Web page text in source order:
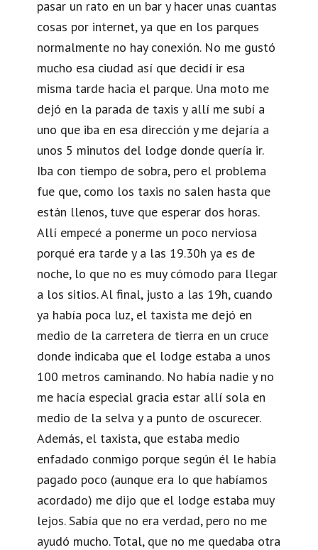
pasar un rato en un bar y hacer unas cuantas
cosas por internet, ya que en los parques
normalmente no hay conexión. No me gustó
mucho esa ciudad así que decidí ir esa
misma tarde hacia el parque. Una moto me
dejó en la parada de taxis y allí me subí a
uno que iba en esa dirección y me dejaría a
unos 5 minutos del lodge donde quería ir.
Iba con tiempo de sobra, pero el problema
fue que, como los taxis no salen hasta que
están llenos, tuve que esperar dos horas.
Allí empecé a ponerme un poco nerviosa
porqué era tarde y a las 19.30h ya es de
noche, lo que no es muy cómodo para llegar
a los sitios. Al final, justo a las 19h, cuando
ya había poca luz, el taxista me dejó en
medio de la carretera de tierra en un cruce
donde indicaba que el lodge estaba a unos
100 metros caminando. No había nadie y no
me hacía especial gracia estar allí sola en
medio de la selva y a punto de oscurecer.
Además, el taxista, que estaba medio
enfadado conmigo porque según él le había
pagado poco (aunque era lo que habíamos
acordado) me dijo que el lodge estaba muy
lejos. Sabía que no era verdad, pero no me
ayudó mucho. Total, que no me quedaba otra